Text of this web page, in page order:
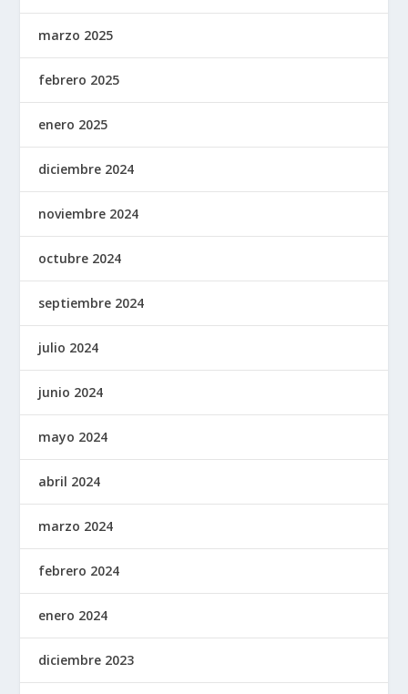
marzo 2025
febrero 2025
enero 2025
diciembre 2024
noviembre 2024
octubre 2024
septiembre 2024
julio 2024
junio 2024
mayo 2024
abril 2024
marzo 2024
febrero 2024
enero 2024
diciembre 2023